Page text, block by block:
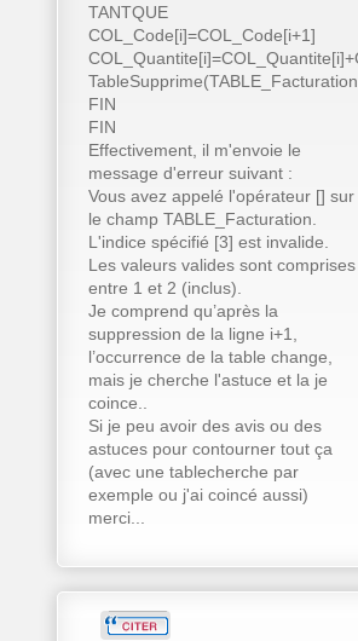
TANTQUE
COL_Code[i]=COL_Code[i+1]
FIN
FIN
Effectivement, il m'envoie le
message d'erreur suivant :
Vous avez appelé l'opérateur [] sur
le champ TABLE_Facturation.
L'indice spécifié [3] est invalide.
Les valeurs valides sont comprises
entre 1 et 2 (inclus).
Je comprend qu’après la
suppression de la ligne i+1,
l’occurrence de la table change,
mais je cherche l'astuce et la je
coince..
Si je peu avoir des avis ou des
astuces pour contourner tout ça
(avec une tablecherche par
exemple ou j'ai coincé aussi)
merci...